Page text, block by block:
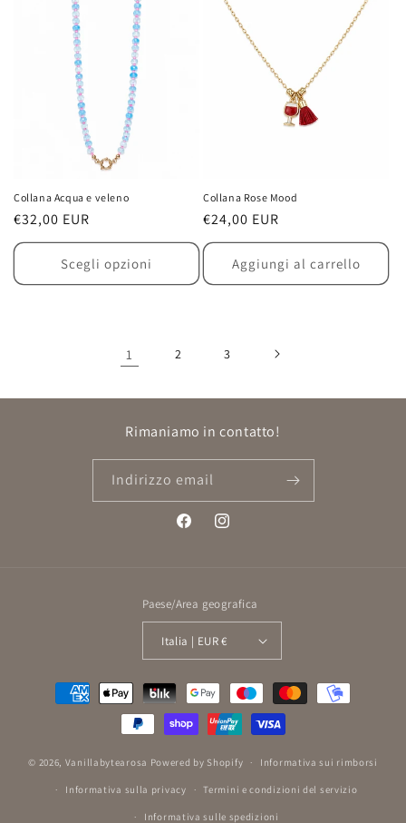
Collana Acqua e veleno
Prezzo
di
€32,00 EUR
Scegli opzioni
Collana Rose Mood
Prezzo
di
listino
€24,00 EUR
Aggiungi al carrello
1 2 3
Rimaniamo in contatto!
Indirizzo email
FacebookInstagram
Paese/Area geografica
Italia | EUR €
Metodi
© 2026, Vanillabytearosa Powered by Shopify Informativa sui rimborsi
Informativa sulla privacy Termini e condizioni del servizio
Informativa sulle spedizioni